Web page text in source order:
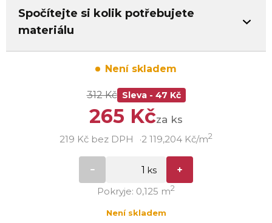
Spočítejte si kolik potřebujete
materiálu
Není skladem
312 Kč Sleva - 47 Kč
265 Kčza ks
219 Kč bez DPH 2 119,204 Kč/m2
Pokryje: 0,125 m2
Není skladem